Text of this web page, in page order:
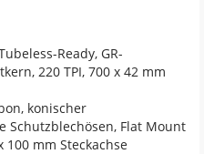
Ready, GR-
220 TPI, 700 x 42 mm
konischer
Schutzblechösen, Flat Mount
mm Steckachse